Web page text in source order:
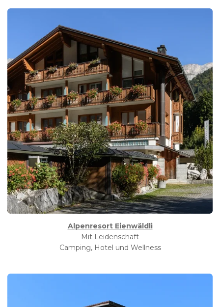
Alpenresort Eienwäldli
Mit Leidenschaft
Camping, Hotel und Wellness